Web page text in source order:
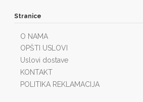
Stranice
O NAMA
OPŠTI USLOVI
Uslovi dostave
KONTAKT
POLITIKA REKLAMACIJA